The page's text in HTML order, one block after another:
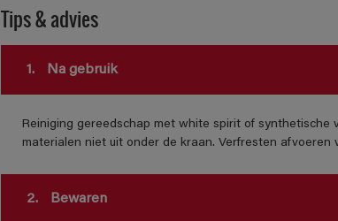
Tips & advies
1. Na gebruik
Reiniging gereedschap met white spirit of
materialen niet uit onder de kraan. Verfresten afvoeren
2. Bewaren